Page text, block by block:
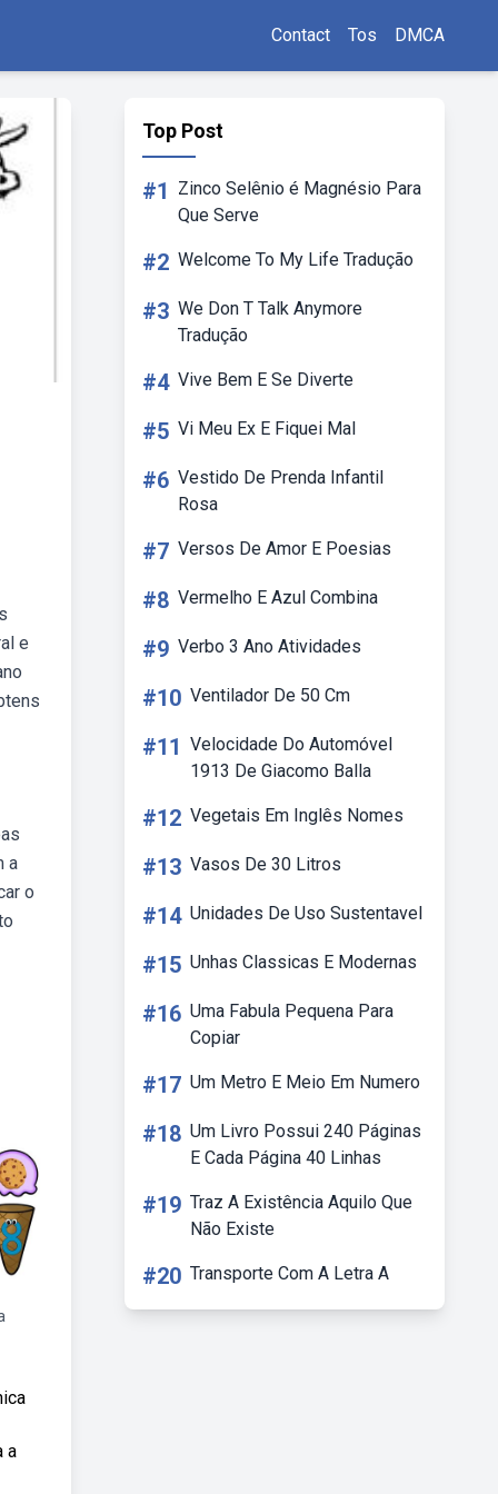
Contact Tos DMCA
e
a
o
a
Top Post
#1
Zinco Selênio é Magnésio Para
Que Serve
#2 Welcome To My Life Tradução
#3 We Don T Talk Anymore
Tradução
#4 Vive Bem E Se Diverte
#5 Vi Meu Ex E Fiquei Mal
#6 Vestido De Prenda Infantil
Rosa
#7 Versos De Amor E Poesias
#8 Vermelho E Azul Combina
#9 Verbo 3 Ano Atividades
#10 Ventilador De 50 Cm
#11 Velocidade Do Automóvel
1913 De Giacomo Balla
#12 Vegetais Em Inglês Nomes
#13 Vasos De 30 Litros
#14 Unidades De Uso Sustentavel
#15 Unhas Classicas E Modernas
#16 Uma Fabula Pequena Para
Copiar
#17 Um Metro E Meio Em Numero
#18 Um Livro Possui 240 Páginas
E Cada Página 40 Linhas
#19 Traz A Existência Aquilo Que
Não Existe
#20 Transporte Com A Letra A